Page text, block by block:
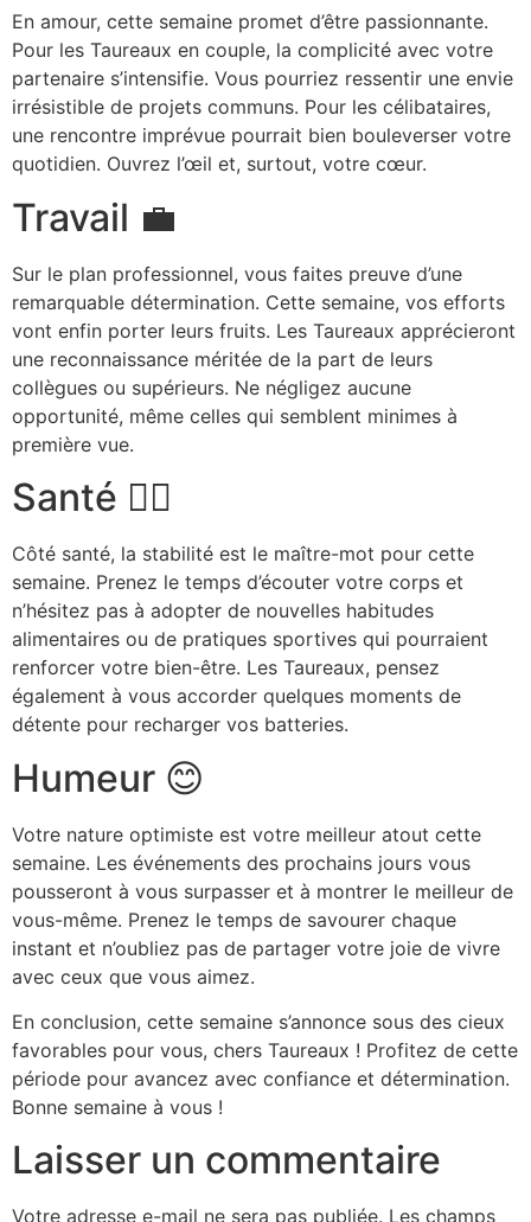
En amour, cette semaine promet d’être passionnante.
Pour les Taureaux en couple, la complicité avec votre
partenaire s’intensifie. Vous pourriez ressentir une envie
irrésistible de projets communs. Pour les célibataires,
une rencontre imprévue pourrait bien bouleverser votre
quotidien. Ouvrez l’œil et, surtout, votre cœur.
Travail 💼
Sur le plan professionnel, vous faites preuve d’une
remarquable détermination. Cette semaine, vos efforts
vont enfin porter leurs fruits. Les Taureaux apprécieront
une reconnaissance méritée de la part de leurs
collègues ou supérieurs. Ne négligez aucune
opportunité, même celles qui semblent minimes à
première vue.
Santé 🏃‍♂️
Côté santé, la stabilité est le maître-mot pour cette
semaine. Prenez le temps d’écouter votre corps et
n’hésitez pas à adopter de nouvelles habitudes
alimentaires ou de pratiques sportives qui pourraient
renforcer votre bien-être. Les Taureaux, pensez
également à vous accorder quelques moments de
détente pour recharger vos batteries.
Humeur 😊
Votre nature optimiste est votre meilleur atout cette
semaine. Les événements des prochains jours vous
pousseront à vous surpasser et à montrer le meilleur de
vous-même. Prenez le temps de savourer chaque
instant et n’oubliez pas de partager votre joie de vivre
avec ceux que vous aimez.
En conclusion, cette semaine s’annonce sous des cieux
favorables pour vous, chers Taureaux ! Profitez de cette
période pour avancez avec confiance et détermination.
Bonne semaine à vous !
Laisser un commentaire
Votre adresse e-mail ne sera pas publiée. Les champs